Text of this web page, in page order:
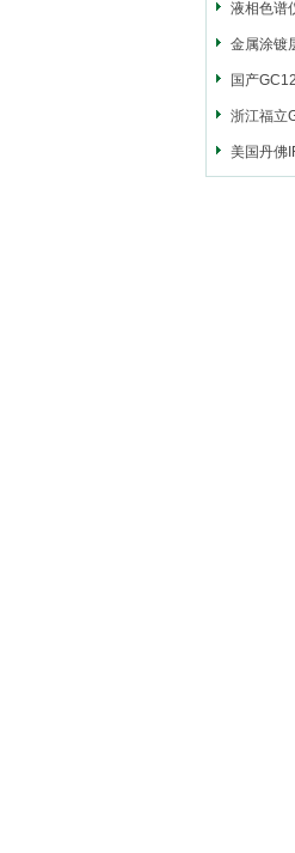
液相色谱
金属涂镀
国产
浙江福立
美国丹佛